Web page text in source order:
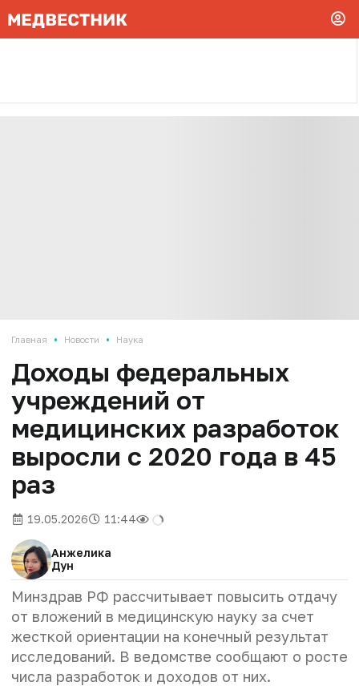
Главная • Новости • Наука
Доходы федеральных
учреждений от
медицинских разработок
выросли с 2020 года в 45
раз
19.05.2026 11:44
Анжелика
Дун
Минздрав РФ рассчитывает повысить отдачу
от вложений в медицинскую науку за счет
жесткой ориентации на конечный результат
исследований. В ведомстве сообщают о росте
числа разработок и доходов от них.